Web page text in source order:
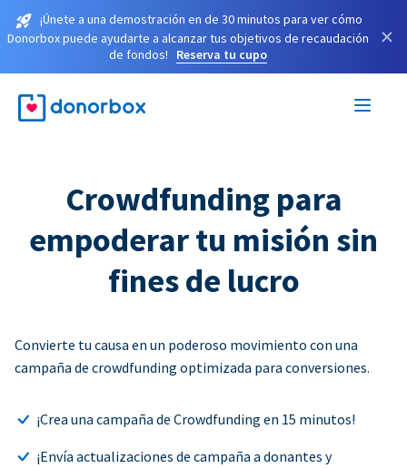
¡Únete a una demostración en de 30 minutos para ver cómo
Donorbox puede ayudarte a alcanzar tus objetivos de recaudación
de fondos!
Reserva tu cupo
×
Crowdfunding para
empoderar tu misión sin
fines de lucro
Convierte tu causa en un poderoso movimiento con una
campaña de crowdfunding optimizada para conversiones.
¡Crea una campaña de Crowdfunding en 15 minutos!
¡Envía actualizaciones de campaña a donantes y